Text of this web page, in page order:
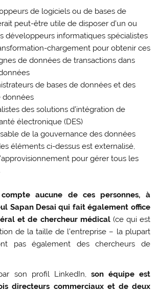
de logiciels ou de bases de
peut-être utile de disposer d’un ou
développeurs informatiques spécialistes
chargement pour obtenir ces
de données de transactions dans
de bases de données et des
données
des solutions d’intégration de
électronique (DES)
de la gouvernance des données
éléments ci-dessus est externalisé,
pour gérer tous les
aucune de ces personnes, à
Sapan Desai qui fait également office
et de chercheur médical(ce qui est
de la taille de l’entreprise – la plupart
pas également des chercheurs de
son profil LinkedIn, son équipe est
directeurs commerciaux et de deux